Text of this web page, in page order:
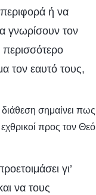
ή να
γνωρίσουν τον
περισσότερο
τον εαυτό τους,
σημαίνει πως
εχθρικοί προς τον Θεό
γι’
να τους